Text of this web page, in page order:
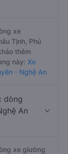
xe
Tịnh, Phú
thêm
này: Xe
- Nghệ An
dòng
An
xe giường